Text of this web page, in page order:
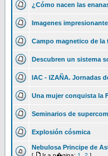
¿Cómo nacen las
Imagenes
Campo magnetico de la
Descubren un sistema
IAC - IZAÑA. Jornadas
Una mujer conquista la
Seminarios de
Explosión cósmica
Nebulosa Principe de